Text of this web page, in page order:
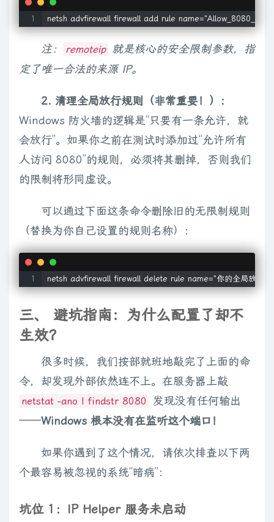
注： remoteip 就是核心的安全限制参数，指
定了唯一合法的来源 IP。
2. 清理全局放行规则（非常重要！）：
Windows 防火墙的逻辑是“只要有一条允许，就
会放行”。如果你之前在测试时添加过“允许所有
人访问 8080”的规则，必须将其删掉，否则我们
的限制将形同虚设。
可以通过下面这条命令删除旧的无限制规则
（替换为你自己设置的规则名称）：
三、 避坑指南：为什么配置了却不
生效？
很多时候，我们按部就班地敲完了上面的命
令，却发现外部依然连不上。在服务器上敲
netstat -ano | findstr 8080
发现没有任何输出
——Windows 根本没有在监听这个端口！
如果你遇到了这个情况，请依次排查以下两
个最容易被忽视的系统“暗病”：
坑位 1：IP Helper 服务未启动